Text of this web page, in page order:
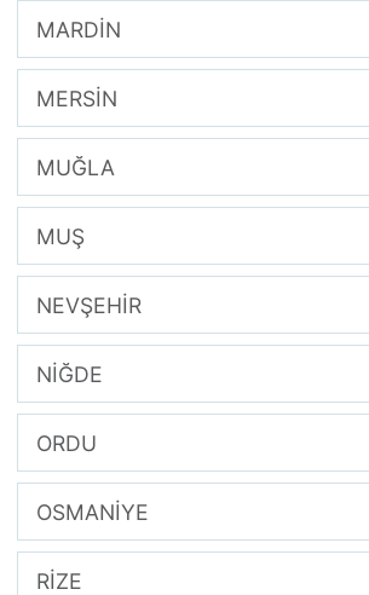
MARDİN
MERSİN
MUĞLA
MUŞ
NEVŞEHİR
NİĞDE
ORDU
OSMANİYE
RİZE